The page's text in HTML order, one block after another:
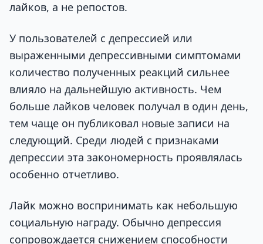
лайков, а не репостов.
У пользователей с депрессией или
выраженными депрессивными симптомами
количество полученных реакций сильнее
влияло на дальнейшую активность. Чем
больше лайков человек получал в один день,
тем чаще он публиковал новые записи на
следующий. Среди людей с признаками
депрессии эта закономерность проявлялась
особенно отчетливо.
Лайк можно воспринимать как небольшую
социальную награду. Обычно депрессия
сопровождается снижением способности